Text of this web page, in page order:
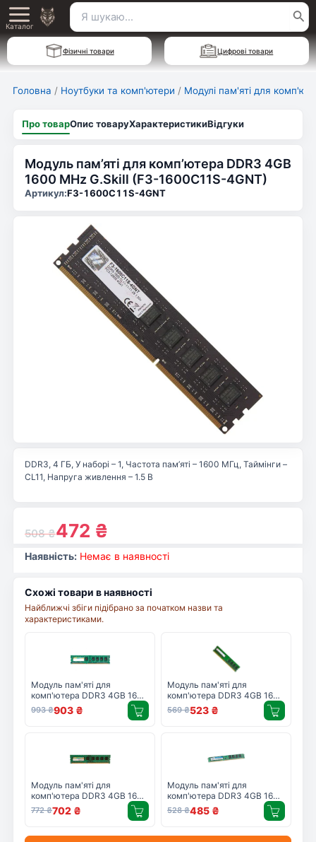
Перейти
до
вмісту
Main
Menu
Каталог
Пошук
для:
Фізичні товари Цифрові товари
Головна / Ноутбуки та комп'ютери / Модулі пам'яті для
Про товарОпис товаруХарактеристикиВідгуки
Модуль пам’яті для комп’ютера DDR3 4GB
1600 MHz G.Skill (F3-1600C11S-4GNT)
Артикул:F3-1600C11S-4GNT
508₴472 ₴
DDR3, 4 ГБ, У наборі – 1, Частота пам’яті – 1600 МГц, Таймінги –
CL11, Напруга живлення – 1.5 В
Наявність: Немає в наявності
Схожі товари в наявності
Найближчі збіги підібрано за початком назви та
характеристиками.
Модуль пам'яті для
комп'ютера DDR3 4GB 1600
MHz Silicon Power
(SP004GBLTU160N02)
993₴903 ₴
Модуль пам'яті для
комп'ютера DDR3 4GB 1600
MHz Hynix
(HMT451U6BFR8C-PB)
569₴523 ₴
Модуль пам'яті для
комп'ютера DDR3 4GB 1600
MHz Silicon Power
(SP004GLLTU160N02)
772₴702 ₴
Модуль пам'яті для
комп'ютера DDR3 4GB 1600
MHz Golden Memory
(GM16N11/4)
528₴485 ₴